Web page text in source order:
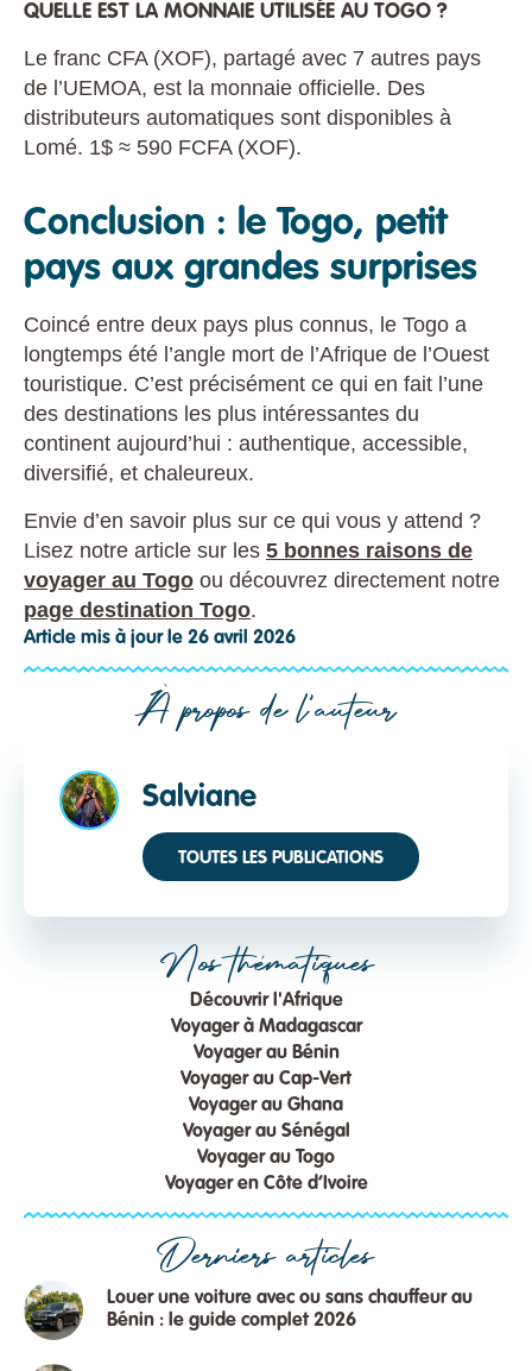
QUELLE EST LA MONNAIE UTILISÉE AU TOGO ?
Le franc CFA (XOF), partagé avec 7 autres pays
de l’UEMOA, est la monnaie officielle. Des
distributeurs automatiques sont disponibles à
Lomé. 1$ ≈ 590 FCFA (XOF).
Conclusion : le Togo, petit
pays aux grandes surprises
Coincé entre deux pays plus connus, le Togo a
longtemps été l’angle mort de l’Afrique de l’Ouest
touristique. C’est précisément ce qui en fait l’une
des destinations les plus intéressantes du
continent aujourd’hui : authentique, accessible,
diversifié, et chaleureux.
Envie d’en savoir plus sur ce qui vous y attend ?
Lisez notre article sur les 5 bonnes raisons de
voyager au Togo ou découvrez directement notre
page destination Togo.
Article mis à jour le 26 avril 2026
À propos de l'auteur
Salviane
TOUTES LES PUBLICATIONS
Nos thématiques
Découvrir l'Afrique
Voyager à Madagascar
Voyager au Bénin
Voyager au Cap-Vert
Voyager au Ghana
Voyager au Sénégal
Voyager au Togo
Voyager en Côte d’Ivoire
Derniers articles
Louer une voiture avec ou sans chauffeur au
Bénin : le guide complet 2026